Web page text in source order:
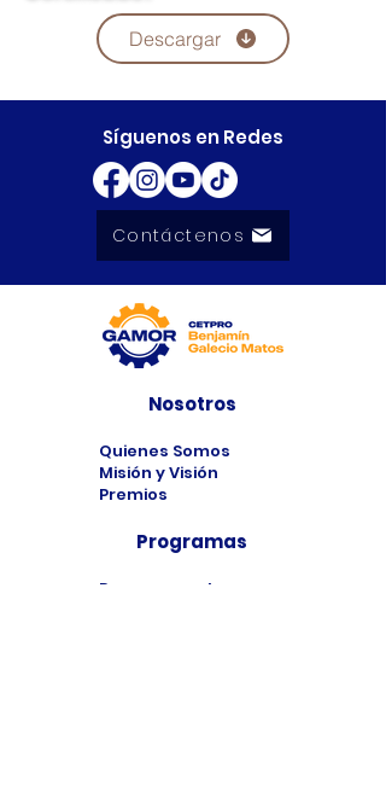
Descargar
Síguenos en Redes
Contáctenos
Nosotros
Quienes Somos
Misión y Visión
Premios
Programas
Programas de